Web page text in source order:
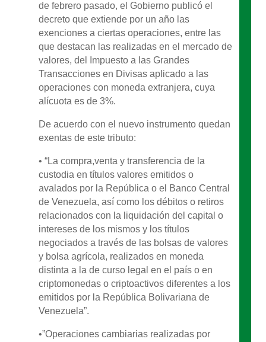
de febrero pasado, el Gobierno publicó el
decreto que extiende por un año las
exenciones a ciertas operaciones, entre las
que destacan las realizadas en el mercado de
valores, del Impuesto a las Grandes
Transacciones en Divisas aplicado a las
operaciones con moneda extranjera, cuya
alícuota es de 3%.
De acuerdo con el nuevo instrumento quedan
exentas de este tributo:
• “La compra,venta y transferencia de la
custodia en títulos valores emitidos o
avalados por la República o el Banco Central
de Venezuela, así como los débitos o retiros
relacionados con la liquidación del capital o
intereses de los mismos y los títulos
negociados a través de las bolsas de valores
y bolsa agrícola, realizados en moneda
distinta a la de curso legal en el país o en
criptomonedas o criptoactivos diferentes a los
emitidos por la República Bolivariana de
Venezuela”.
•”Operaciones cambiarias realizadas por